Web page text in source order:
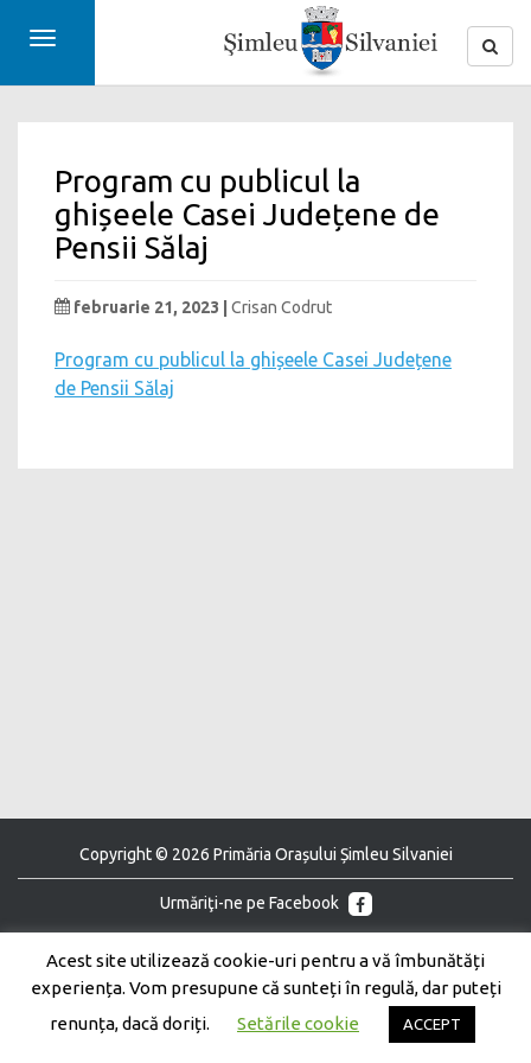
Toggle
Program cu publicul la
ghișeele Casei Județene de
Pensii Sălaj
februarie 21, 2023 | Crisan Codrut
Program cu publicul la ghișeele Casei Județene
de Pensii Sălaj
Copyright © 2026 Primăria Orașului Șimleu Silvaniei
Urmăriţi-ne pe Facebook
Acest site utilizează cookie-uri pentru a vă îmbunătăți
experiența. Vom presupune că sunteți în regulă, dar puteți
renunța, dacă doriți.
Setările cookie ACCEPT